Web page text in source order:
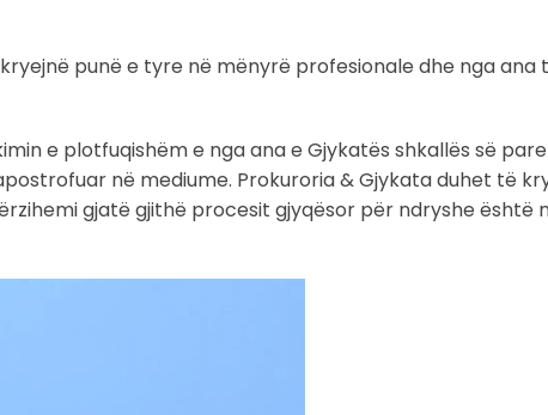
punë e tyre në mënyrë profesionale dhe nga ana
e plotfuqishëm e nga ana e Gjykatës shkallës së
në mediume. Prokuroria & Gjykata duhet të
gjatë gjithë procesit gjyqësor për ndryshe është